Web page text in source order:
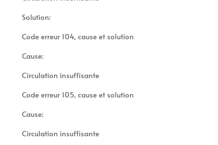
Solution:
Code erreur 104, cause et solution
Cause:
Circulation insuffisante
Code erreur 105, cause et solution
Cause:
Circulation insuffisante